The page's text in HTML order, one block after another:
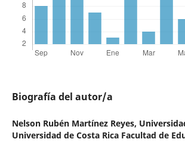
Biografía del autor/a
Nelson Rubén Martínez Reyes,
Universidad de Costa Rica Facultad de